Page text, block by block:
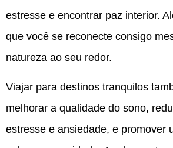
estresse e encontrar paz interior.
que você se reconecte consigo
natureza ao seu redor.
Viajar para destinos tranquilos
melhorar a qualidade do sono,
estresse e ansiedade, e promover